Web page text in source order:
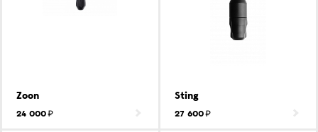
Zoon
24 000
Sting
27 600